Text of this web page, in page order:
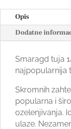
Opis
Dodatne
Smaragd tuja
najpopularnija
Skromnih
popularna i
ozelenjivanja.
ulaze.